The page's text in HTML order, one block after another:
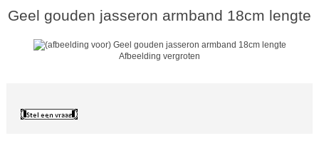
Geel gouden jasseron armband 18cm lengte
Afbeelding vergroten